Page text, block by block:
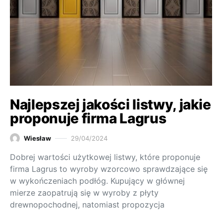
Najlepszej jakości listwy, jakie
proponuje firma Lagrus
Wiesław 29/04/2024
Dobrej wartości użytkowej listwy, które proponuje
firma Lagrus to wyroby wzorcowo sprawdzające się
w wykończeniach podłóg. Kupujący w głównej
mierze zaopatrują się w wyroby z płyty
drewnopochodnej, natomiast propozycja